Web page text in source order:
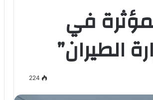
في
الطيران”
224